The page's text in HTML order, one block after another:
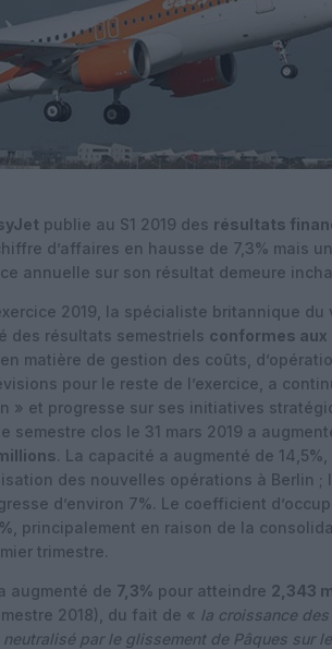
publie au S1 2019 des résultats
d’affaires en hausse de 7,3% mais
annuelle sur son résultat demeure
2019, la spécialiste britannique du
des résultats semestriels conformes aux
matière de gestion des coûts,
pour le reste de l’exercice, a
» et progresse sur ses initiatives
semestre clos le 31 mars 2019 a
. La capacité a augmenté de 14,5%,
des nouvelles opérations à Berlin ;
d’environ 7%. Le coefficient
, principalement en raison de la
trimestre.
augmenté de 7,3% pour atteindre 2,343
2018), du fait de « la croissance des
par le glissement de Pâques sur